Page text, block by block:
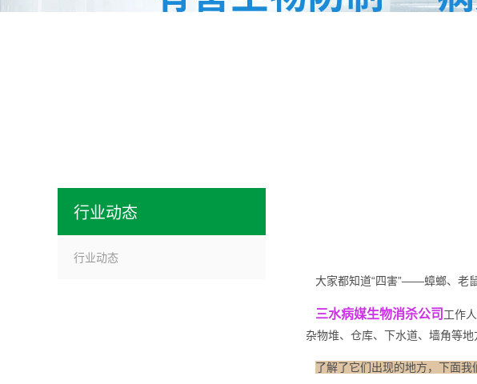
大家都知道“四害”——蟑螂、老
三水病媒生物消杀公司 工作
杂物堆、仓库、下水道、墙角等
了解了它们出现的地方，下面我
行业动态
行业动态